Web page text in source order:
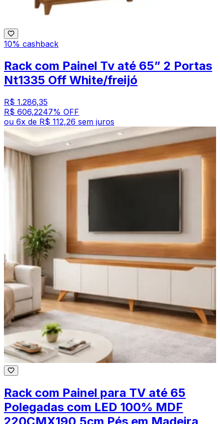
10% cashback
Rack com Painel Tv até 65” 2 Portas
Nt1335 Off White/freijó
R$ 1.286,35
R$ 606,2247% OFF
ou 6x de R$ 112,26 sem juros
Rack com Painel para TV até 65
Polegadas com LED 100% MDF